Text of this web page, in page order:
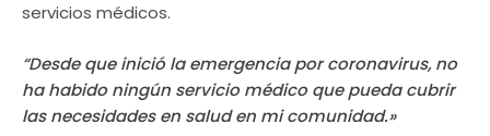
servicios médicos.
“Desde que inició la emergencia por coronavirus, no
ha habido ningún servicio médico que pueda cubrir
las necesidades en salud en mi comunidad.»